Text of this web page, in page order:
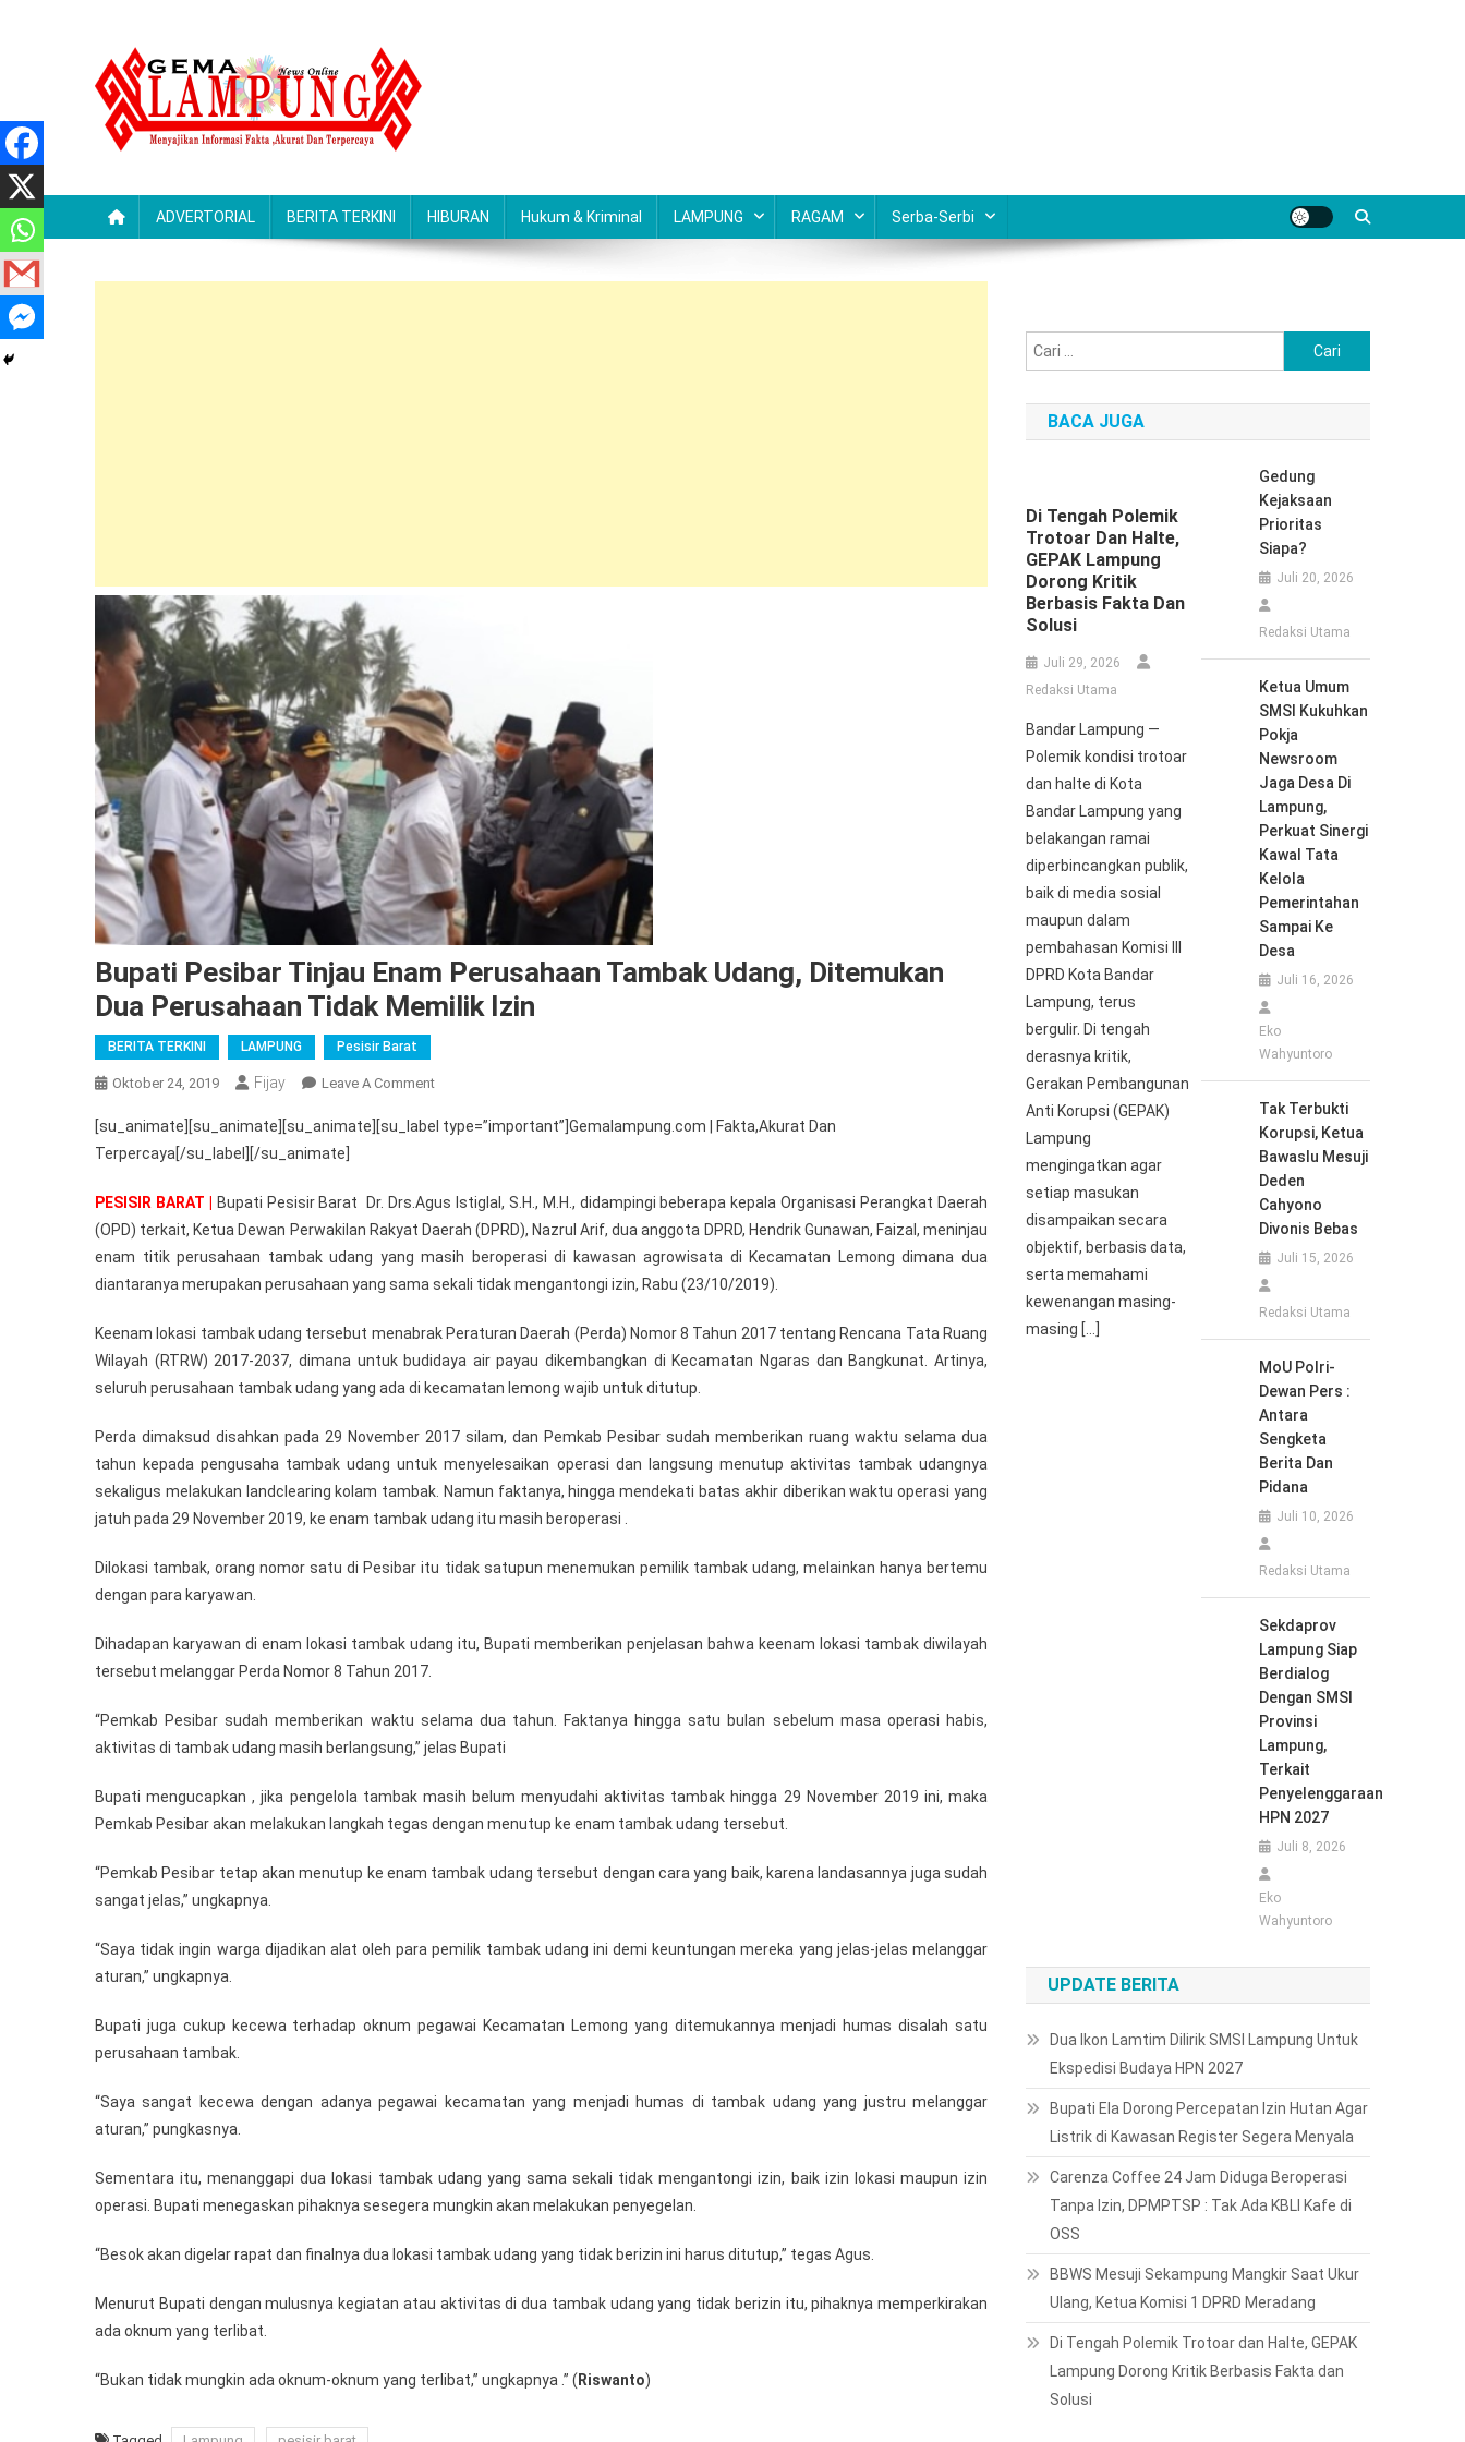
ADVERTORIAL BERITA TERKINI HIBURAN Hukum & Kriminal LAMPUNG RAGAM Serba-Serbi
Bupati Pesibar Tinjau Enam Perusahaan Tambak Udang, Ditemukan
Dua Perusahaan Tidak Memilik Izin
BERITA TERKINI LAMPUNG Pesisir Barat
Oktober 24, 2019 Fijay Leave A CommentOn
Pesibar
Perusahaan
Tambak
Udang,
Ditemukan
Perusahaan
Tidak
Memilik
[su_animate][su_animate][su_animate][su_label type=”important”]Gemalampung.com | Fakta,Akurat Dan
Terpercaya[/su_label][/su_animate]
PESISIR BARAT |
Bupati Pesisir Barat Dr. Drs.Agus Istiglal, S.H., M.H., didampingi beberapa kepala Organisasi Perangkat Daerah
(OPD) terkait, Ketua Dewan Perwakilan Rakyat Daerah (DPRD), Nazrul Arif, dua anggota DPRD, Hendrik Gunawan, Faizal, meninjau
enam titik perusahaan tambak udang yang masih beroperasi di kawasan agrowisata di Kecamatan Lemong dimana dua
diantaranya merupakan perusahaan yang sama sekali tidak mengantongi izin, Rabu (23/10/2019).
Keenam lokasi tambak udang tersebut menabrak Peraturan Daerah (Perda) Nomor 8 Tahun 2017 tentang Rencana Tata Ruang
Wilayah (RTRW) 2017-2037, dimana untuk budidaya air payau dikembangkan di Kecamatan Ngaras dan Bangkunat. Artinya,
seluruh perusahaan tambak udang yang ada di kecamatan lemong wajib untuk ditutup.
Perda dimaksud disahkan pada 29 November 2017 silam, dan Pemkab Pesibar sudah memberikan ruang waktu selama dua
tahun kepada pengusaha tambak udang untuk menyelesaikan operasi dan langsung menutup aktivitas tambak udangnya
sekaligus melakukan landclearing kolam tambak. Namun faktanya, hingga mendekati batas akhir diberikan waktu operasi yang
jatuh pada 29 November 2019, ke enam tambak udang itu masih beroperasi .
Dilokasi tambak, orang nomor satu di Pesibar itu tidak satupun menemukan pemilik tambak udang, melainkan hanya bertemu
dengan para karyawan.
Dihadapan karyawan di enam lokasi tambak udang itu, Bupati memberikan penjelasan bahwa keenam lokasi tambak diwilayah
tersebut melanggar Perda Nomor 8 Tahun 2017.
“Pemkab Pesibar sudah memberikan waktu selama dua tahun. Faktanya hingga satu bulan sebelum masa operasi habis,
aktivitas di tambak udang masih berlangsung,” jelas Bupati
Bupati mengucapkan , jika pengelola tambak masih belum menyudahi aktivitas tambak hingga 29 November 2019 ini, maka
Pemkab Pesibar akan melakukan langkah tegas dengan menutup ke enam tambak udang tersebut.
“Pemkab Pesibar tetap akan menutup ke enam tambak udang tersebut dengan cara yang baik, karena landasannya juga sudah
sangat jelas,” ungkapnya.
“Saya tidak ingin warga dijadikan alat oleh para pemilik tambak udang ini demi keuntungan mereka yang jelas-jelas melanggar
aturan,” ungkapnya.
Bupati juga cukup kecewa terhadap oknum pegawai Kecamatan Lemong yang ditemukannya menjadi humas disalah satu
perusahaan tambak.
“Saya sangat kecewa dengan adanya pegawai kecamatan yang menjadi humas di tambak udang yang justru melanggar
aturan,” pungkasnya.
Sementara itu, menanggapi dua lokasi tambak udang yang sama sekali tidak mengantongi izin, baik izin lokasi maupun izin
operasi. Bupati menegaskan pihaknya sesegera mungkin akan melakukan penyegelan.
“Besok akan digelar rapat dan finalnya dua lokasi tambak udang yang tidak berizin ini harus ditutup,” tegas Agus.
Menurut Bupati dengan mulusnya kegiatan atau aktivitas di dua tambak udang yang tidak berizin itu, pihaknya memperkirakan
ada oknum yang terlibat.
“Bukan tidak mungkin ada oknum-oknum yang terlibat,” ungkapnya .” ( Riswanto)
untuk:
BACA JUGA
Di Tengah Polemik
Trotoar Dan Halte,
GEPAK Lampung
Dorong Kritik
Berbasis Fakta Dan
Solusi
Juli 29, 2026
Redaksi Utama
Bandar Lampung —
Polemik kondisi trotoar
dan halte di Kota
Bandar Lampung yang
belakangan ramai
diperbincangkan publik,
baik di media sosial
maupun dalam
pembahasan Komisi III
DPRD Kota Bandar
Lampung, terus
bergulir. Di tengah
derasnya kritik,
Gerakan Pembangunan
Anti Korupsi (GEPAK)
Lampung
mengingatkan agar
setiap masukan
disampaikan secara
objektif, berbasis data,
serta memahami
kewenangan masing-
masing […]
Gedung
Kejaksaan
Prioritas
Siapa?
Juli 20, 2026
Redaksi Utama
Ketua Umum
SMSI Kukuhkan
Pokja
Newsroom
Jaga Desa Di
Lampung,
Perkuat Sinergi
Kawal Tata
Kelola
Pemerintahan
Sampai Ke
Desa
Juli 16, 2026
Eko
Wahyuntoro
Tak Terbukti
Korupsi, Ketua
Bawaslu Mesuji
Deden
Cahyono
Divonis Bebas
Juli 15, 2026
Redaksi Utama
MoU Polri-
Dewan Pers :
Antara
Sengketa
Berita Dan
Pidana
Juli 10, 2026
Redaksi Utama
Sekdaprov
Lampung Siap
Berdialog
Dengan SMSI
Provinsi
Lampung,
Terkait
Penyelenggaraan
HPN 2027
Juli 8, 2026
Eko
Wahyuntoro
UPDATE BERITA
Dua Ikon Lamtim Dilirik SMSI Lampung Untuk
Ekspedisi Budaya HPN 2027
Bupati Ela Dorong Percepatan Izin Hutan Agar
Listrik di Kawasan Register Segera Menyala
Carenza Coffee 24 Jam Diduga Beroperasi
Tanpa Izin, DPMPTSP : Tak Ada KBLI Kafe di
OSS
BBWS Mesuji Sekampung Mangkir Saat Ukur
Ulang, Ketua Komisi 1 DPRD Meradang
Di Tengah Polemik Trotoar dan Halte, GEPAK
Lampung Dorong Kritik Berbasis Fakta dan
Solusi